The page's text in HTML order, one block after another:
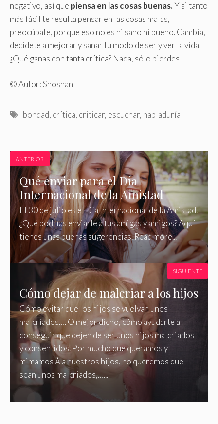
negativo, así que piensa en las cosas buenas.Y si tanto
más fácil te resulta pensar en las cosas malas,
preocúpate, porque eso no es ni sano ni bueno. Cambia,
decídete a mejorar y sanar tu modo de ser y ver la vida.
¿Qué ganas con tanta crítica? Nada, sólo pierdes.
© Autor: Shoshan
Etiquetas
bondad, crítica, criticar, escuchar, habladuría
ANTERIOR
Qué enviar para el Día
Internacional de la Amistad
El 30 de julio es el Día Internacional de la Amistad.
¿Qué podrías enviarle a tus amigas y amigos? Aquí
tienes unas buenas sugerencias. Read more...
Cómo dejar de malcriar a los hijos
Cómo evitar que los hijos se vuelvan unos
malcriados…. O mejor dicho, cómo ayudarte a
conseguir que dejen de ser unos hijos malcriados
y consentidos. Por mucho que queramos y
mimamos Â a nuestros hijos, no queremos que
sean unos malcriados,…...
SIGUIENTE